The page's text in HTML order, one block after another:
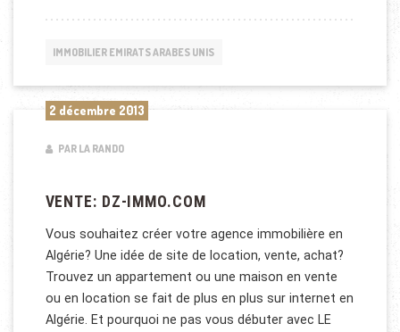
IMMOBILIER EMIRATS ARABES UNIS
2 décembre 2013
PAR LA RANDO
VENTE: DZ-IMMO.COM
Vous souhaitez créer votre agence immobilière en
Algérie? Une idée de site de location, vente, achat?
Trouvez un appartement ou une maison en vente
ou en location se fait de plus en plus sur internet en
Algérie. Et pourquoi ne pas vous débuter avec LE